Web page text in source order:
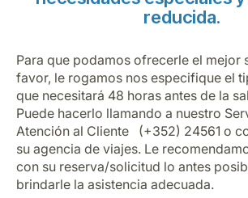
Carrera en Luxair
reducida.
Para que podamos ofrecerle el mejor
favor, le rogamos nos especifique el
que necesitará 48 horas antes de la
Puede hacerlo llamando a nuestro
Atención al Cliente (+352) 24561 o
su agencia de viajes. Le
con su reserva/solicitud lo antes
brindarle la asistencia adecuada.